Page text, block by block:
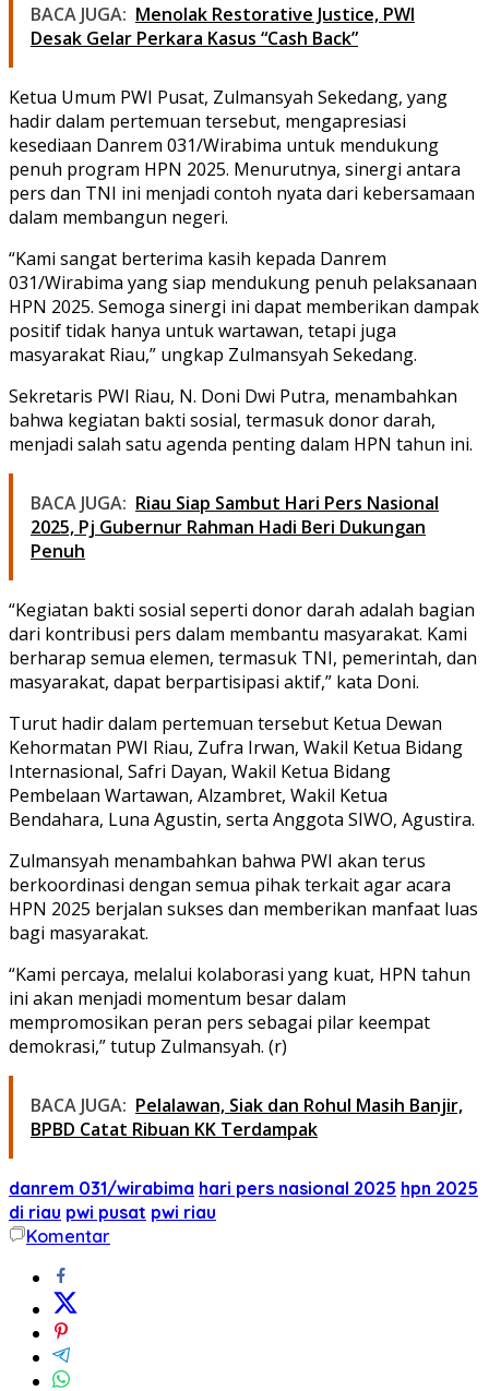
BACA JUGA: Menolak Restorative Justice, PWI
Desak Gelar Perkara Kasus “Cash Back”
Ketua Umum PWI Pusat, Zulmansyah Sekedang, yang
hadir dalam pertemuan tersebut, mengapresiasi
kesediaan Danrem 031/Wirabima untuk mendukung
penuh program HPN 2025. Menurutnya, sinergi antara
pers dan TNI ini menjadi contoh nyata dari kebersamaan
dalam membangun negeri.
“Kami sangat berterima kasih kepada Danrem
031/Wirabima yang siap mendukung penuh pelaksanaan
HPN 2025. Semoga sinergi ini dapat memberikan dampak
positif tidak hanya untuk wartawan, tetapi juga
masyarakat Riau,” ungkap Zulmansyah Sekedang.
Sekretaris PWI Riau, N. Doni Dwi Putra, menambahkan
bahwa kegiatan bakti sosial, termasuk donor darah,
menjadi salah satu agenda penting dalam HPN tahun ini.
BACA JUGA: Riau Siap Sambut Hari Pers Nasional
2025, Pj Gubernur Rahman Hadi Beri Dukungan
Penuh
“Kegiatan bakti sosial seperti donor darah adalah bagian
dari kontribusi pers dalam membantu masyarakat. Kami
berharap semua elemen, termasuk TNI, pemerintah, dan
masyarakat, dapat berpartisipasi aktif,” kata Doni.
Turut hadir dalam pertemuan tersebut Ketua Dewan
Kehormatan PWI Riau, Zufra Irwan, Wakil Ketua Bidang
Internasional, Safri Dayan, Wakil Ketua Bidang
Pembelaan Wartawan, Alzambret, Wakil Ketua
Bendahara, Luna Agustin, serta Anggota SIWO, Agustira.
Zulmansyah menambahkan bahwa PWI akan terus
berkoordinasi dengan semua pihak terkait agar acara
HPN 2025 berjalan sukses dan memberikan manfaat luas
bagi masyarakat.
“Kami percaya, melalui kolaborasi yang kuat, HPN tahun
ini akan menjadi momentum besar dalam
mempromosikan peran pers sebagai pilar keempat
demokrasi,” tutup Zulmansyah. (r)
BACA JUGA: Pelalawan, Siak dan Rohul Masih Banjir,
BPBD Catat Ribuan KK Terdampak
danrem 031/wirabima hari pers nasional 2025 hpn 2025
di riau pwi pusat pwi riau
Komentar